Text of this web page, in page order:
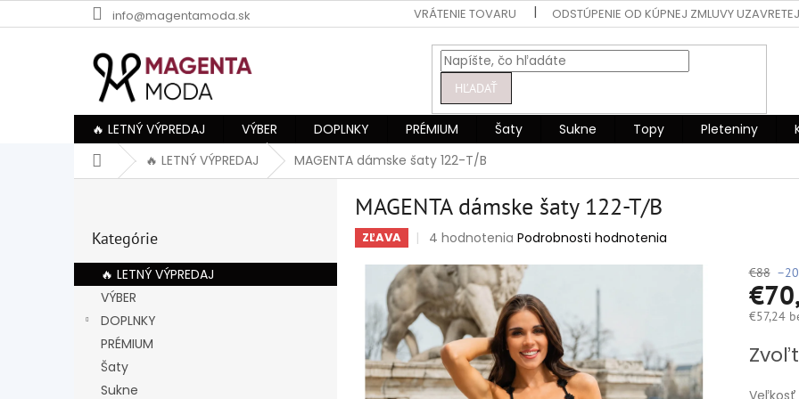
na
info@magentamoda.sk VRÁTENIE TOVARU ODSTÚPENIE OD KÚPNEJ ZMLUVY UZAVRETEJ
HĽADAŤ
🔥 LETNÝ VÝPREDAJ VÝBER DOPLNKY PRÉMIUM Šaty Sukne Topy Pleteniny
Domov🔥 LETNÝ VÝPREDAJ MAGENTA dámske šaty 122-T/B
ý
p
kategórie
Kategórie
🔥 LETNÝ VÝPREDAJ
VÝBER
DOPLNKY
PRÉMIUM
Šaty
Sukne
MAGENTA dámske šaty 122-T/B
ZĽAVA
Priemerné
produktu
je
5,0
z
hviezdičiek.
4 hodnotenia Podrobnosti hodnotenia
€88
€57,24
cena: